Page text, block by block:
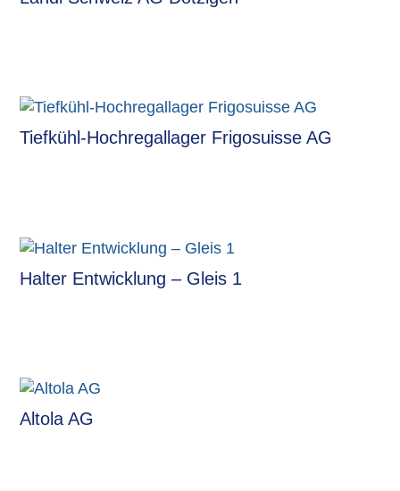
Tiefkühl-Hochregallager Frigosuisse AG
Halter Entwicklung – Gleis 1
Altola AG